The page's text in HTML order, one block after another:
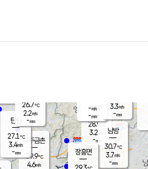
양주
28.9℃
3.2
-mm
파주금촌
29.9℃
4.6m/s
탄현
27.1℃
3.4m/s
-mm
남방
30.7℃
3.7m/s
-mm
장흥면
-m/s
-mm
26.7℃
2.2m/s
-mm
3.3m/s
-mm